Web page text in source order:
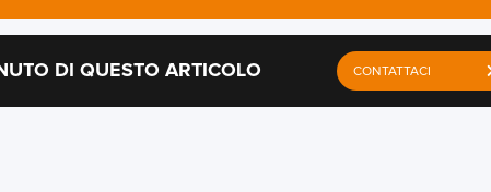
DI QUESTO ARTICOLO CONTATTACI